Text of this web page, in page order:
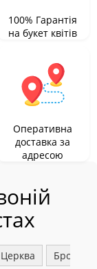
100% Гарантія
на букет квітів
Оперативна
доставка за
адресою
Церква Бровари